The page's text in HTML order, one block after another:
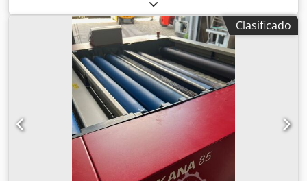
Ancho: 35,5 cm, longitud: 60 m Especificación: 600 BD
Código: 4LGHF Compatible con muchos equipos de
exposición, por ejemplo, AccuSet y Avantra 25 / 30 Dkedpfx
Aleb Rlbbjher con diodo láser de luz roja de 650-670 nm.
Clasificado